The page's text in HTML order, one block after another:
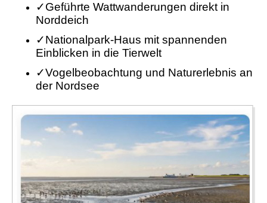
✓Geführte Wattwanderungen direkt in
Norddeich
✓Nationalpark-Haus mit spannenden
Einblicken in die Tierwelt
✓Vogelbeobachtung und Naturerlebnis an
der Nordsee